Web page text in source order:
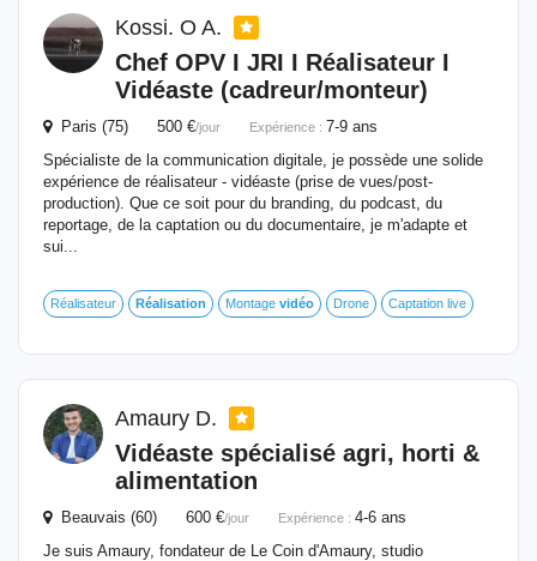
Kossi. O A.
Chef OPV I JRI I Réalisateur I
Vidéaste (cadreur/monteur)
Paris (75) 500 €/jour Expérience : 7-9 ans
Spécialiste de la communication digitale, je possède une solide
expérience de réalisateur - vidéaste (prise de vues/post-
production). Que ce soit pour du branding, du podcast, du
reportage, de la captation ou du documentaire, je m'adapte et
sui...
Réalisateur Réalisation Montage vidéo Drone Captation live
Amaury D.
Vidéaste spécialisé agri, horti &
alimentation
Beauvais (60) 600 €/jour Expérience : 4-6 ans
Je suis Amaury, fondateur de Le Coin d'Amaury, studio